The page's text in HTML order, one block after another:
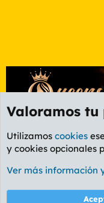
Foro General
Cookies
PL
Valoramos
Utilizamos cookies
y cookies opcionales
Ver más información